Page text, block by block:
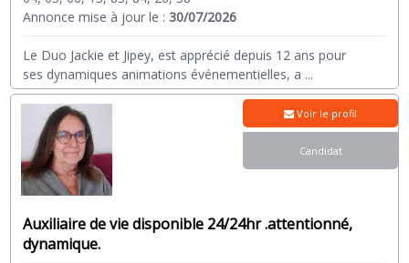
Annonce mise à jour le :30/07/2026
Le Duo Jackie et Jipey, est apprécié depuis 12 ans pour
ses dynamiques animations événementielles, a ...
Auxiliaire de vie disponible 24/24hr .attentionné,
dynamique.
Voir le profil
Candidat